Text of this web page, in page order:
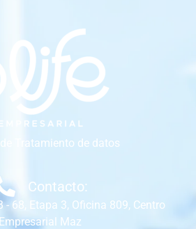
Tratamiento de datos
Contacto:
- 68, Etapa 3, Oficina 809, Centro
Empresarial Maz